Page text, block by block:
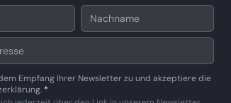
Empfang Ihrer Newsletter zu und akzeptiere die
*